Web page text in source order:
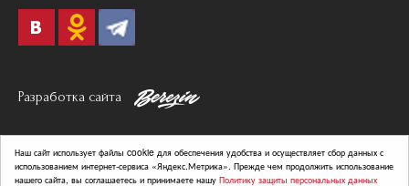
Наш сайт использует файлы cookie для обеспечения удобства и осуществляет сбор данных с
использованием интернет-сервиса «Яндекс.Метрика». Прежде чем продолжить использование
нашего сайта, вы соглашаетесь и принимаете нашу Политику защиты персональных данных
Разработка сайта
Политика в отношении обработки персональных данных
Согласие на обработку персональных данных